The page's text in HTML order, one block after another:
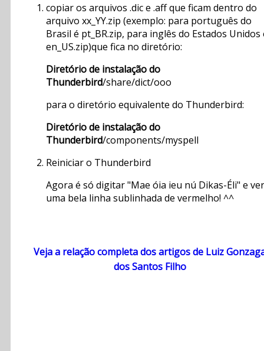
copiar os arquivos .dic e .aff que ficam dentro do
arquivo xx_YY.zip (exemplo: para português do
Brasil é pt_BR.zip, para inglês do Estados Unidos
en_US.zip)que fica no diretório:
Diretório de instalação do
Thunderbird/share/dict/ooo
para o diretório equivalente do Thunderbird:
Diretório de instalação do
Thunderbird/components/myspell
Reiniciar o Thunderbird
Agora é só digitar "Mae óia ieu nú Dikas-Éli" e ver
uma bela linha sublinhada de vermelho! ^^
Veja a relação completa dos artigos de Luiz
dos Santos Filho